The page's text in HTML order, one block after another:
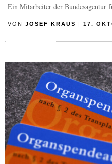
Ein Mitarbeiter der Bundesagentur
VON JOSEF KRAUS 17.